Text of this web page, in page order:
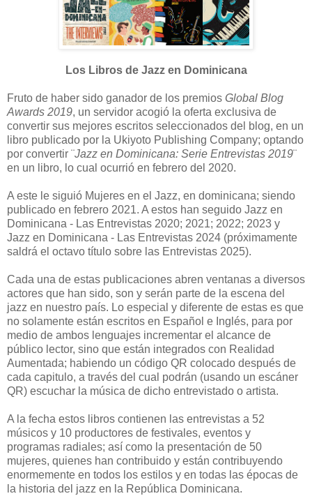
Los Libros de Jazz en Dominicana
Fruto de haber sido ganador de los premios Global Blog
Awards 2019, un servidor acogió la oferta exclusiva de
convertir sus mejores escritos seleccionados del blog, en un
libro publicado por la Ukiyoto Publishing Company; optando
por convertir ¨Jazz en Dominicana: Serie Entrevistas 2019¨
en un libro, lo cual ocurrió en febrero del 2020.
A este le siguió Mujeres en el Jazz, en dominicana; siendo
publicado en febrero 2021. A estos han seguido Jazz en
Dominicana - Las Entrevistas 2020; 2021; 2022; 2023 y
Jazz en Dominicana - Las Entrevistas 2024 (próximamente
saldrá el octavo título sobre las Entrevistas 2025).
Cada una de estas publicaciones abren ventanas a diversos
actores que han sido, son y serán parte de la escena del
jazz en nuestro país. Lo especial y diferente de estas es que
no solamente están escritos en Español e Inglés, para por
medio de ambos lenguajes incrementar el alcance de
público lector, sino que están integrados con Realidad
Aumentada; habiendo un código QR colocado después de
cada capitulo, a través del cual podrán (usando un escáner
QR) escuchar la música de dicho entrevistado o artista.
A la fecha estos libros contienen las entrevistas a 52
músicos y 10 productores de festivales, eventos y
programas radiales; así como la presentación de 50
mujeres, quienes han contribuido y están contribuyendo
enormemente en todos los estilos y en todas las épocas de
la historia del jazz en la República Dominicana.